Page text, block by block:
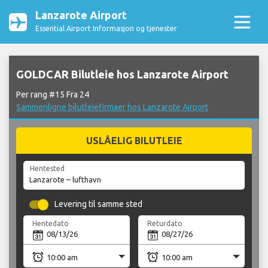
Lanzarote Airport
Essential Airport Informasjon og tjenester
GOLDCAR Bilutleie hos Lanzarote Airport
Per rang #15 Fra 24
Sammenligne bilutleiefirmaer hos Lanzarote Airport
USLÅELIG BILUTLEIE
Hentested
Levering til samme sted
Hentedato Returdato